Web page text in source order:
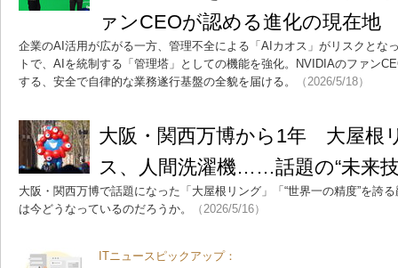
ァンCEOが認める進化の現在地
企業のAI活用が広がる一方、管理不全による「AIカオス」がリスクとな
トで、AIを統制する「管理塔」としての機能を強化。NVIDIAのファン
する、安全で自律的な業務遂行基盤の全貌を届ける。
（2026/5/18）
大阪・関西万博から1年 大屋根
ス、人間洗濯機……話題の“未来
大阪・関西万博で話題になった「大屋根リング」「“世界一の精度”を誇
は今どうなっているのだろうか。
（2026/5/16）
ITニュースピックアップ：